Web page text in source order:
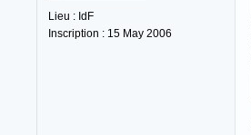
Lieu : IdF
Inscription : 15 May 2006